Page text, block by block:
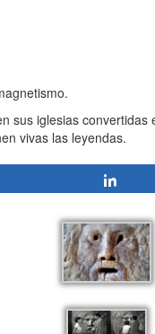
sus iglesias
vivas las leyendas.